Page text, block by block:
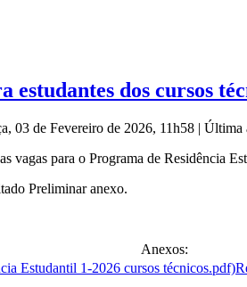
estudantes dos cursos
03 de Fevereiro de 2026, 11h58 | Última
para o Programa de Residência
Preliminar anexo.
Anexos: